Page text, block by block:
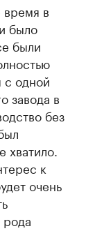
время в
было
были
с одной
завода в
без
хватило.
к
очень
рода